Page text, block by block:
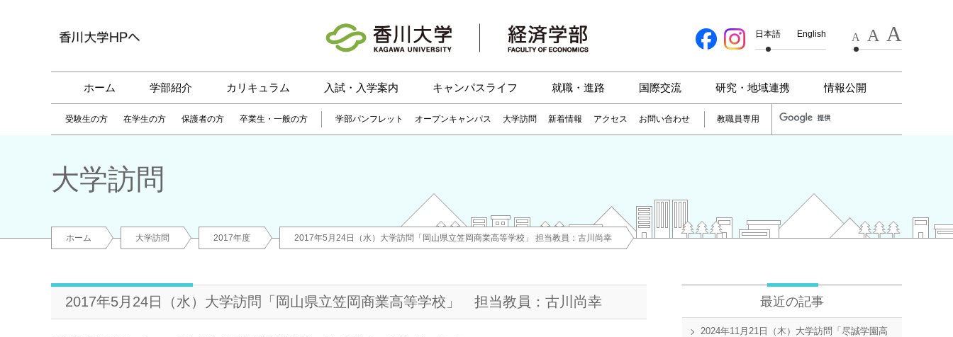
日本語 English A A A
ホーム 学部紹介 カリキュラム 入試・入学案内 キャンパスライフ 就職・進路 国際交流 研究・地域連携 情報公開
受験生の方 在学生の方 保護者の方 卒業生・一般の方 学部パンフレット オープンキャンパス 大学訪問 新着情報 アクセス お問い合わせ 教職員専用
大学訪問
ホーム 大学訪問 2017年度 2017年5月24日（水）大学訪問「岡山県立笠岡商業高等学校」 担当教員：古川尚幸
2017年5月24日（水）大学訪問「岡山県立笠岡商業高等学校」 担当教員：古川尚幸 最近の記事
2024年11月21日（木）大学訪問「尽誠学園高